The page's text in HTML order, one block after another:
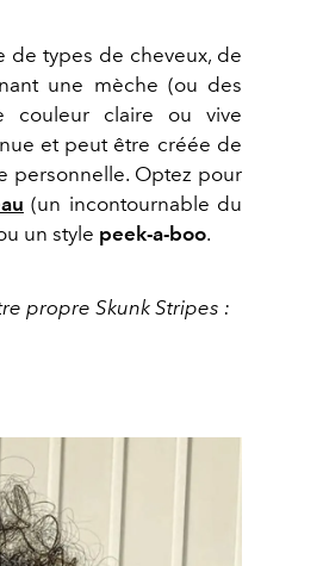
de types de cheveux, de
une mèche (ou des
couleur claire ou vive
et peut être créée de
personnelle. Optez pour
(un incontournable du
un style peek-a-boo.
propre Skunk Stripes :